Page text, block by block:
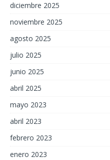
diciembre 2025
noviembre 2025
agosto 2025
julio 2025
junio 2025
abril 2025
mayo 2023
abril 2023
febrero 2023
enero 2023